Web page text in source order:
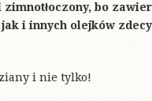
bo
i innych olejków
i nie tylko!